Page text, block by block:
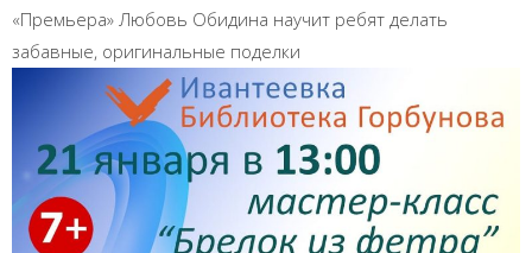
«Премьера» Любовь Обидина научит ребят делать
забавные, оригинальные поделки